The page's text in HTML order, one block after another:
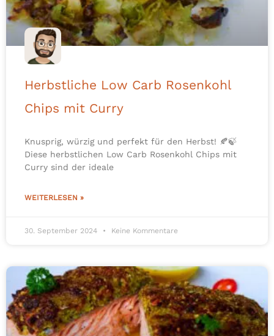
Herbstliche Low Carb Rosenkohl
Chips mit Curry
Knusprig, würzig und perfekt für den Herbst! 🍂🍃
Diese herbstlichen Low Carb Rosenkohl Chips mit
Curry sind der ideale
WEITERLESEN »
30. September 2024 Keine Kommentare